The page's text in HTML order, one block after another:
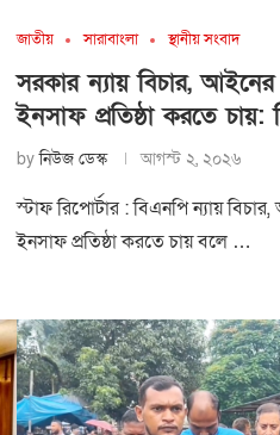
জাতীয় সারাবাংলা স্থানীয় সংবাদ
সরকার ন্যায় বিচার,
ইনসাফ প্রতিষ্ঠা করতে
byনিউজ ডেস্ক আগস্ট ২, ২০২৬
স্টাফ রিপোর্টার : বিএনপি ন্যায়
ইনসাফ প্রতিষ্ঠা করতে চায় বলে …